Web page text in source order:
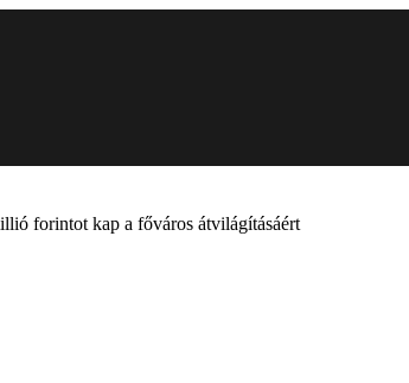
forintot kap a főváros átvilágításáért